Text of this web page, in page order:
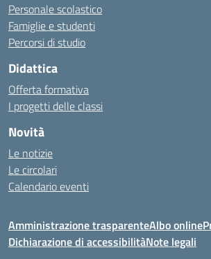
Personale scolastico
Famiglie e studenti
Percorsi di studio
Didattica
Offerta formativa
I progetti delle classi
Novità
Le notizie
Le circolari
Calendario eventi
Amministrazione trasparenteAlbo online
Dichiarazione di accessibilitàNote legali